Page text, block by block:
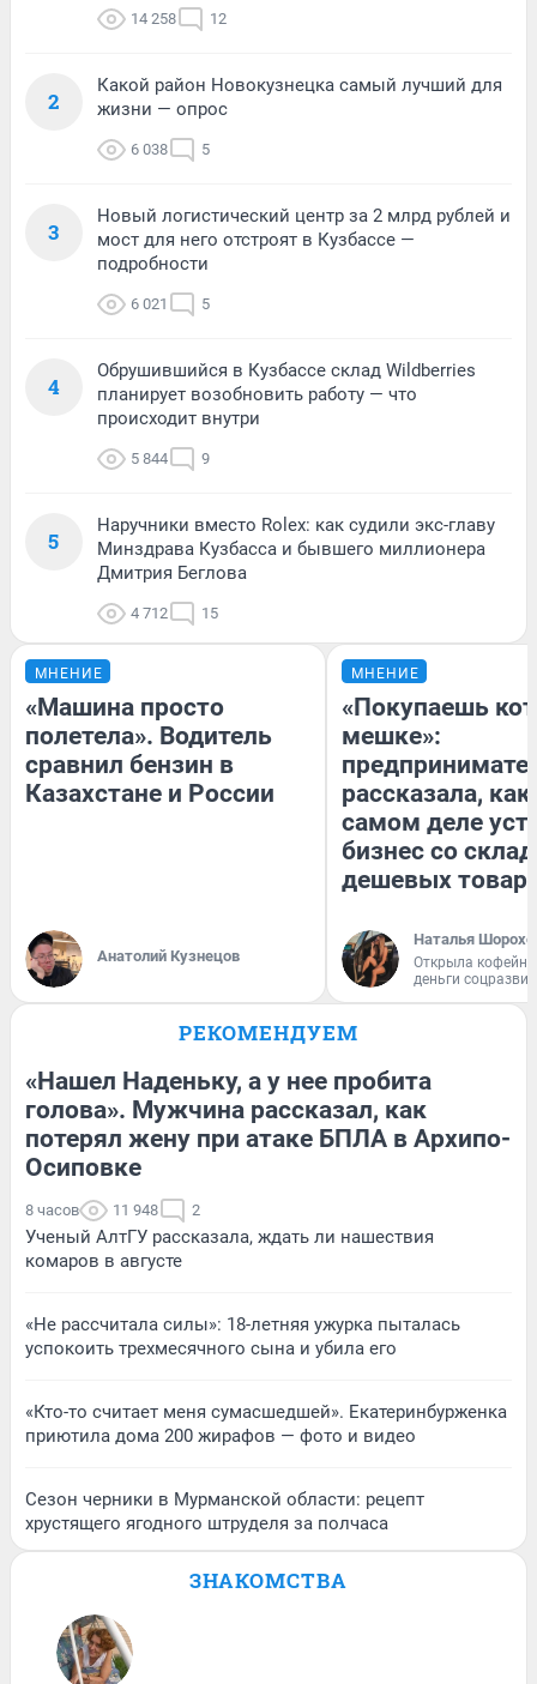
14 258 12
2
Какой район Новокузнецка самый лучший для
жизни — опрос
6 038 5
3
Новый логистический центр за 2 млрд рублей и
мост для него отстроят в Кузбассе —
подробности
6 021 5
4
Обрушившийся в Кузбассе склад Wildberries
планирует возобновить работу — что
происходит внутри
5 844 9
5
Наручники вместо Rolex: как судили экс-главу
Минздрава Кузбасса и бывшего миллионера
Дмитрия Беглова
4 712 15
МНЕНИЕ
«Машина просто
полетела». Водитель
сравнил бензин в
Казахстане и России
Анатолий Кузнецов
МНЕНИЕ
«Покупаешь
мешке»:
рассказала, как
самом деле
бизнес со
дешевых
Наталья
Открыла
деньги
РЕКОМЕНДУЕМ
«Нашел Наденьку, а у нее пробита
голова». Мужчина рассказал, как
потерял жену при атаке БПЛА в Архипо-
Осиповке
8 часов 11 948 2
Ученый АлтГУ рассказала, ждать ли нашествия
комаров в августе
«Не рассчитала силы»: 18-летняя ужурка пыталась
успокоить трехмесячного сына и убила его
«Кто-то считает меня сумасшедшей». Екатеринбурженка
приютила дома 200 жирафов — фото и видео
Сезон черники в Мурманской области: рецепт
хрустящего ягодного штруделя за полчаса
ЗНАКОМСТВА